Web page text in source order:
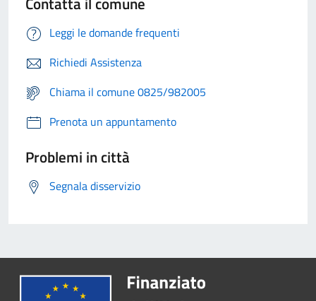
Leggi le domande frequenti
Richiedi Assistenza
Chiama il comune 0825/982005
Prenota un appuntamento
Problemi in città
Segnala disservizio